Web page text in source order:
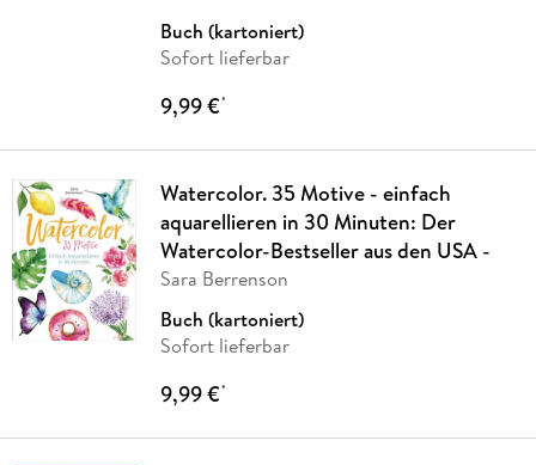
Buch (kartoniert)
Sofort lieferbar
9,99 €*
Watercolor. 35 Motive - einfach
aquarellieren in 30 Minuten: Der
Watercolor-Bestseller aus den USA -
Sara Berrenson
Buch (kartoniert)
Sofort lieferbar
9,99 €*